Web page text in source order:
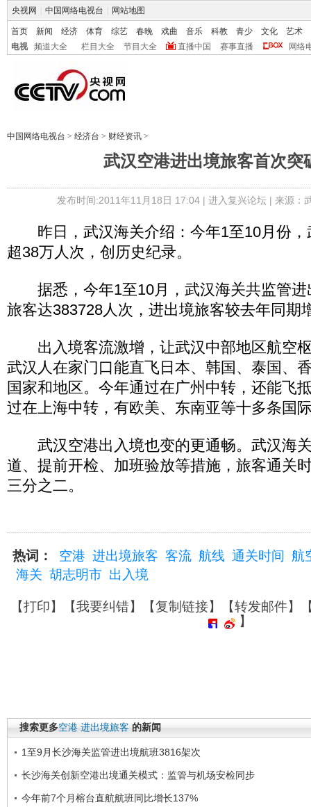
央视网 中国网络电视台 网站地图
首页 新闻 经济 体育 综艺 春晚 戏曲 音乐 科教 青少 文化
艺术
电视
频道大全 栏目大全 节目大全 直播中国 赛事直播 网络
中国网络电视台 > 经济台 > 财经资讯 >
武汉空港进出境旅客首次突
发布时间:2011年11月18日 17:04 | 进入复兴论坛| 来源：
昨日，武汉海关介绍：今年1至10月份，
超38万人次，创历史纪录。
据悉，今年1至10月，武汉海关共监管进
旅客达383728人次，进出境旅客较去年同期
出入境客流激增，让武汉中部地区航空
武汉人在家门口能直飞日本、韩国、泰国、
国家和地区。今年通过在广州中转，还能飞
过在上海中转，有欧美、东南亚等十多条国
武汉空港出入境也变的更通畅。武汉海
道、提前开检、加班验放等措施，旅客通关
三分之二。
热词： 空港 进出境旅客 客流 航线 通关时间
航
海关 胡志明市 出入境
【打印】【我要纠错】【复制链接】【转发邮件】
】
搜索更多空港 进出境旅客 的新闻
1至9月长沙海关监管进出境航班3816架次
长沙海关创新空港出境通关模式：监管与机场安检同步
今年前7个月榕台直航航班同比增长137%